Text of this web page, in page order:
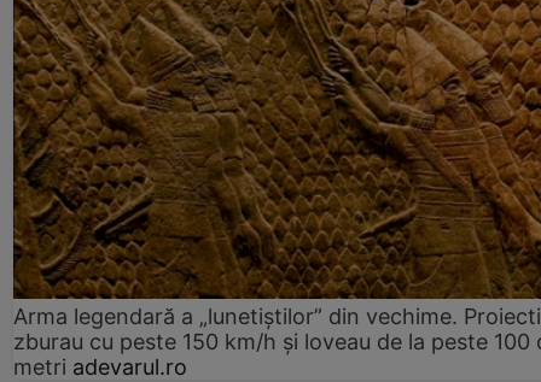
Arma legendară a „lunetiștilor” din vechime.
zburau cu peste 150 km/h și loveau de la peste 100
metri adevarul.ro